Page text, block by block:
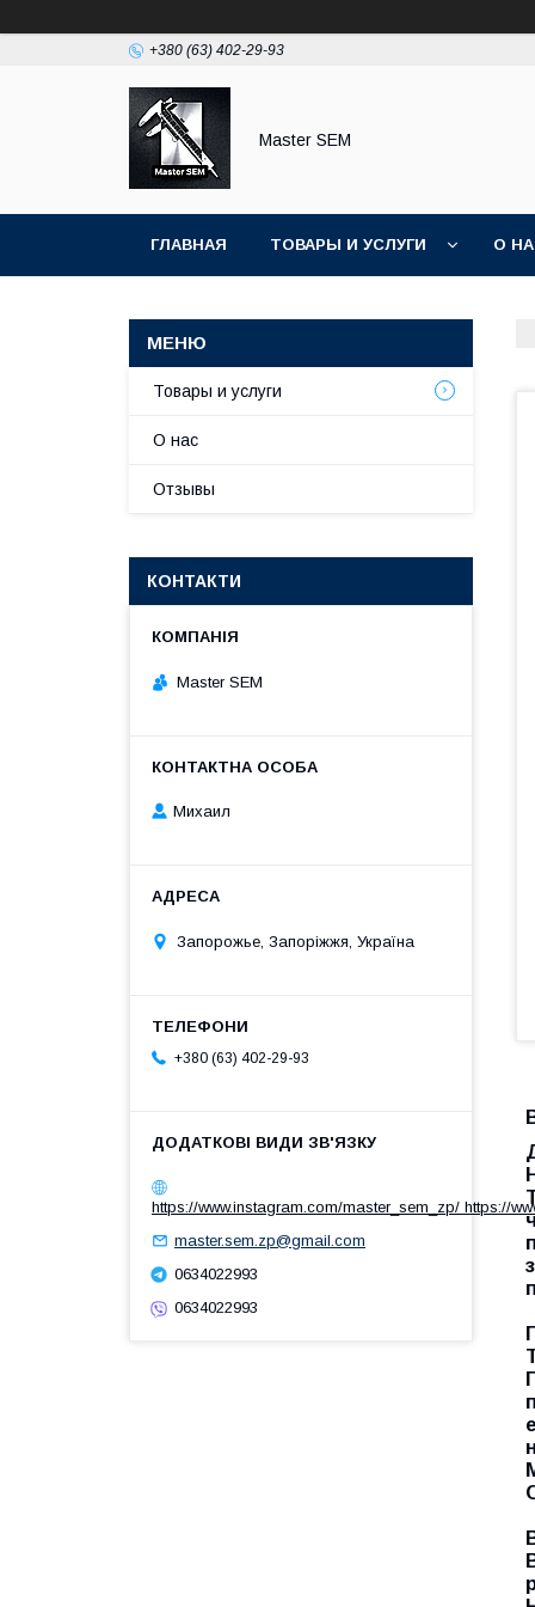
+380 (63) 402-29-93
Master SEM
ГЛАВНАЯ ТОВАРЫ И УСЛУГИ О
Товары и услуги
О нас
Отзывы
КОНТАКТИ
Master SEM
Михаил
Запорожье, Запоріжжя, Україна
+380 (63) 402-29-93
https://www.instagram.com/master_sem_zp/ https://
master.sem.zp@gmail.com
0634022993
0634022993